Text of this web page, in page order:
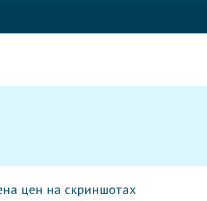
цен на скриншотах